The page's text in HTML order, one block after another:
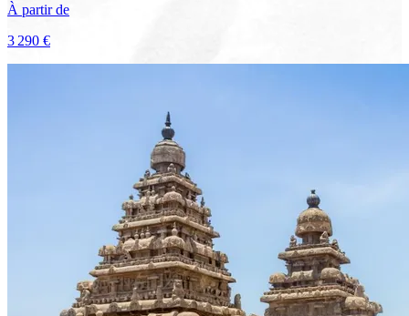
À partir de
3 290 €